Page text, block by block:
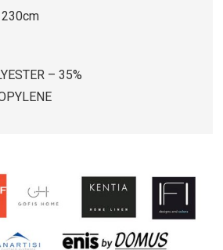
– 35%